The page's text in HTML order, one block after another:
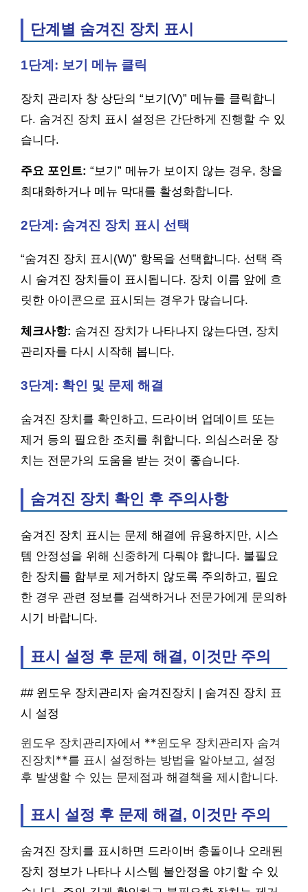
단계별 숨겨진 장치 표시
1단계: 보기 메뉴 클릭
장치 관리자 창 상단의 “보기(V)” 메뉴를 클릭합니
다. 숨겨진 장치 표시 설정은 간단하게 진행할 수 있
습니다.
주요 포인트: “보기” 메뉴가 보이지 않는 경우, 창을
최대화하거나 메뉴 막대를 활성화합니다.
2단계: 숨겨진 장치 표시 선택
“숨겨진 장치 표시(W)” 항목을 선택합니다. 선택 즉
시 숨겨진 장치들이 표시됩니다. 장치 이름 앞에 흐
릿한 아이콘으로 표시되는 경우가 많습니다.
체크사항: 숨겨진 장치가 나타나지 않는다면, 장치
관리자를 다시 시작해 봅니다.
3단계: 확인 및 문제 해결
숨겨진 장치를 확인하고, 드라이버 업데이트 또는
제거 등의 필요한 조치를 취합니다. 의심스러운 장
치는 전문가의 도움을 받는 것이 좋습니다.
숨겨진 장치 확인 후 주의사항
숨겨진 장치 표시는 문제 해결에 유용하지만, 시스
템 안정성을 위해 신중하게 다뤄야 합니다. 불필요
한 장치를 함부로 제거하지 않도록 주의하고, 필요
한 경우 관련 정보를 검색하거나 전문가에게 문의하
시기 바랍니다.
표시 설정 후 문제 해결, 이것만 주의
## 윈도우 장치관리자 숨겨진장치 | 숨겨진 장치 표
시 설정
윈도우 장치관리자에서 **윈도우 장치관리자 숨겨
진장치**를 표시 설정하는 방법을 알아보고, 설정
후 발생할 수 있는 문제점과 해결책을 제시합니다.
표시 설정 후 문제 해결, 이것만 주의
숨겨진 장치를 표시하면 드라이버 충돌이나 오래된
장치 정보가 나타나 시스템 불안정을 야기할 수 있